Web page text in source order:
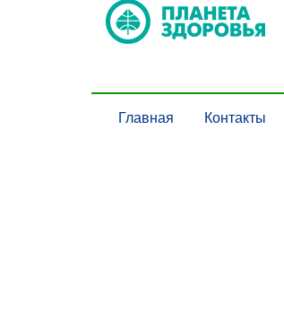
Главная Контакты